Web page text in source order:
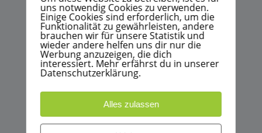
uns notwendig Cookies zu verwenden.
Einige Cookies sind erforderlich, um die
Funktionalität zu gewährleisten, andere
brauchen wir für unsere Statistik und
wieder andere helfen uns dir nur die
Werbung anzuzeigen, die dich
interessiert. Mehr erfährst du in unserer
Datenschutzerklärung.
Alles zulassen